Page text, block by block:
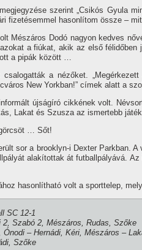
szerint „Csikós Gyula
fizetésemmel hasonlí­tom össze –
Mészáros Dodó nagyon kedves
a fiúkat, akik az első
a pipák között …
a nézőket.
New Yorkban!” cí­mek alatt a
újságí­ró cikkének volt.
Lakat és Szusza az ismertebb
… Sőt!
sor a brooklyn-i Dexter Parkban.
alakí­tottak át futballpályává.
hasonlí­tható volt a sporttelep,
SC 12-1
Szabó 2, Mészáros, Rudas, Szőke
Ónodi – Hernádi, Kéri, Mészáros –
Szőke